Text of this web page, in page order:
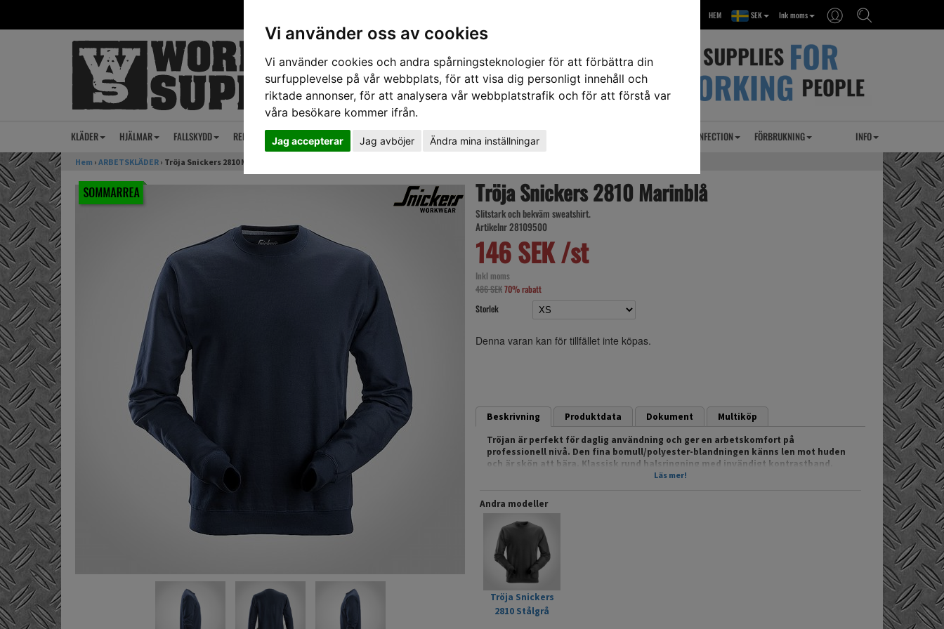
Vi använder oss av cookies
Vi använder cookies och andra spårningsteknologier för att förbättra din
surfupplevelse på vår webbplats, för att visa dig personligt innehåll och
riktade annonser, för att analysera vår webbplatstrafik och för att förstå var
våra besökare kommer ifrån.
Jag accepterar Jag avböjer Ändra mina inställningar
Ink moms
SEK
HEM
KLÄDER HJÄLMAR FALLSKYDD REP ANSIKTSSKYDD HÖRSELSKYDD HANDSKAR SKOR VERKTYG UVC DESINFECTION FÖRBRUKNING INFO
Hem › ARBETSKLÄDER › Tröja Snickers 2810 Marinblå
Tröja Snickers 2810 Marinblå
Slitstark och bekväm sweatshirt.
Artikelnr 28109500
146 SEK /st
Inkl moms
486 SEK70% rabatt
Storlek
Denna varan kan för tillfället inte köpas.
Beskrivning Produktdata Dokument
Multiköp
Tröjan är perfekt för daglig användning och ger en arbetskomfort på
professionell nivå. Den fina bomull/polyester-blandningen känns len mot huden
och är skön att bära. Klassisk rund halsringning med invändigt kontrastband.
Etiketten har tryckts direkt på nackens insida för ökad komfort. Halsringningen
Den avskalade designen ger plats för profiltryck och andra bilder.
- Bomull/polyester-fleece
- 2 x 2-mudd i halsringning, ärmslut och nederkant
- Utrymme för profiltryck
Mer om produkten på snickersworkwear.se
Läs mer!
Andra modeller
Tröja Snickers
2810 Stålgrå